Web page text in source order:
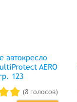
автокресло
AERO
123
(8 голосов)